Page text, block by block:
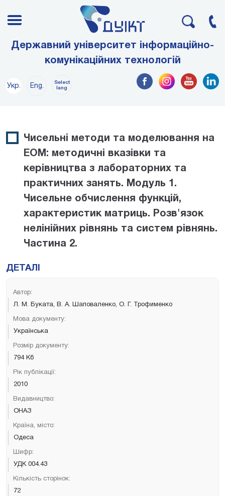
Державний університет інформаційно-
комунікаційних технологій
Укр. Eng.
Select
lang
Чисельні методи та моделювання на
ЕОМ: методичні вказівки та
керівництва з лабораторних та
практичних занять. Модуль 1.
Чисельне обчислення функцій,
характеристик матриць. Розв'язок
нелінійних рівнянь та систем рівнянь.
Частина 2.
ДЕТАЛІ
Автор:
Л. М. Буката, В. А. Шаповаленко, О. Г. Трофименко
Мова документу:
Українська
Розмір документу:
794 Кб
Рік публікації:
2010
Видавництво:
ОНАЗ
Країна, місто:
Одеса
Шифр:
УДК 004.43
Кількість сторінок:
72